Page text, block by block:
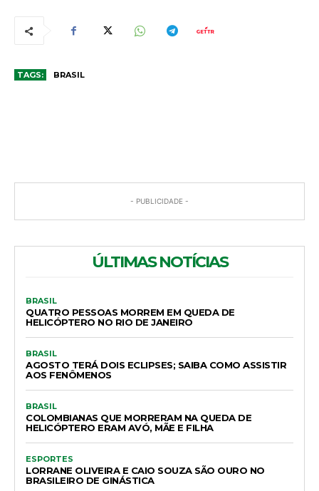
TAGS: BRASIL
- PUBLICIDADE -
ÚLTIMAS NOTÍCIAS
BRASIL
QUATRO PESSOAS MORREM EM QUEDA DE
HELICÓPTERO NO RIO DE JANEIRO
BRASIL
AGOSTO TERÁ DOIS ECLIPSES; SAIBA COMO ASSISTIR
AOS FENÔMENOS
BRASIL
COLOMBIANAS QUE MORRERAM NA QUEDA DE
HELICÓPTERO ERAM AVÓ, MÃE E FILHA
ESPORTES
LORRANE OLIVEIRA E CAIO SOUZA SÃO OURO NO
BRASILEIRO DE GINÁSTICA